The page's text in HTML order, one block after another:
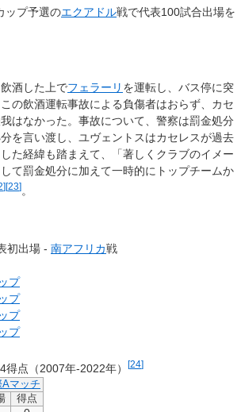
ップ予選のエクアドル戦で代表100試合出場を
酒した上でフェラーリ を運転し、バス停に突
の飲酒運転事故による負傷者はおらず、カセ
はなかった。事故について、警察は罰金処分
を言い渡し、ユヴェントスはカセレスが過去
た経緯も踏まえて、「著しくクラブのイメー
て罰金処分に加えて一時的にトップチームか
][23] 。
初出場 - 南アフリカ戦
プ
プ
プ
プ
点（2007年-2022年）
[24]
Aマッチ
得点